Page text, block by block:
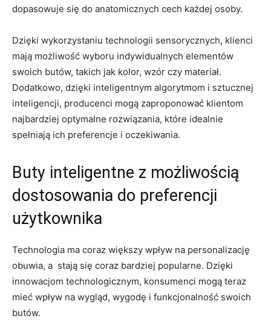
dopasowuje się⁢ do anatomicznych ⁢cech każdej osoby.
Dzięki wykorzystaniu technologii sensorycznych, klienci
mają⁤ możliwość​ wyboru ⁤indywidualnych elementów
swoich ⁣butów, takich jak ‍kolor, wzór czy⁤ materiał.
Dodatkowo, dzięki inteligentnym⁢ algorytmom⁣ i ⁣sztucznej
inteligencji, producenci⁤ mogą zaproponować klientom
⁣najbardziej​ optymalne rozwiązania, które idealnie
spełniają⁢ ich⁣ preferencje i oczekiwania.
Buty inteligentne z​ możliwością
⁢dostosowania do‍ preferencji
użytkownika
Technologia ma​ coraz większy ​wpływ ⁢na personalizację
obuwia, a ‌ stają się⁢ coraz bardziej​ popularne. Dzięki
innowacjom technologicznym, konsumenci mogą teraz
‌mieć wpływ na‍ wygląd, wygodę i funkcjonalność⁢ swoich
butów.